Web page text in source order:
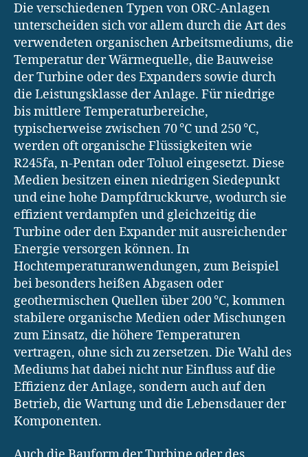
Die verschiedenen Typen von ORC-Anlagen
unterscheiden sich vor allem durch die Art des
verwendeten organischen Arbeitsmediums, die
Temperatur der Wärmequelle, die Bauweise
der Turbine oder des Expanders sowie durch
die Leistungsklasse der Anlage. Für niedrige
bis mittlere Temperaturbereiche,
typischerweise zwischen 70 °C und 250 °C,
werden oft organische Flüssigkeiten wie
R245fa, n-Pentan oder Toluol eingesetzt. Diese
Medien besitzen einen niedrigen Siedepunkt
und eine hohe Dampfdruckkurve, wodurch sie
effizient verdampfen und gleichzeitig die
Turbine oder den Expander mit ausreichender
Energie versorgen können. In
Hochtemperaturanwendungen, zum Beispiel
bei besonders heißen Abgasen oder
geothermischen Quellen über 200 °C, kommen
stabilere organische Medien oder Mischungen
zum Einsatz, die höhere Temperaturen
vertragen, ohne sich zu zersetzen. Die Wahl des
Mediums hat dabei nicht nur Einfluss auf die
Effizienz der Anlage, sondern auch auf den
Betrieb, die Wartung und die Lebensdauer der
Komponenten.